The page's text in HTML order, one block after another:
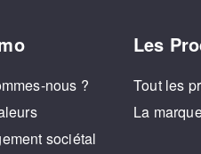
nous ?
sociétal
Les
Tout les
La